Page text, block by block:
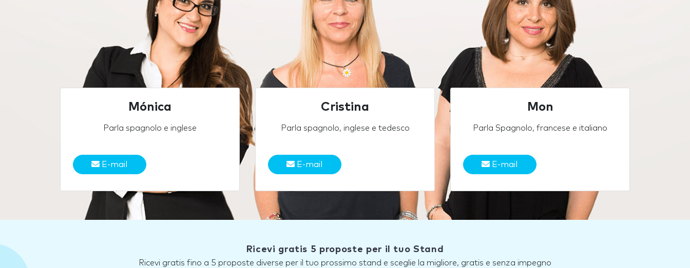
Mónica
Parla spagnolo e inglese
E-mail
Cristina
Parla spagnolo, inglese e tedesco
E-mail
Mon
Parla Spagnolo, francese e italiano
E-mail
Ricevi gratis 5 proposte per il tuo Stand
Ricevi gratis fino a 5 proposte diverse per il tuo prossimo stand e sceglie la migliore, gratis e senza impegno